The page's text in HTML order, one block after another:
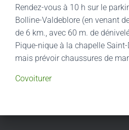
Rendez-vous à 10 h sur le
Bolline-Valdeblore (en venant
de 6 km., avec 60 m. de
Pique-nique à la chapelle
mais prévoir chaussures de
Covoiturer